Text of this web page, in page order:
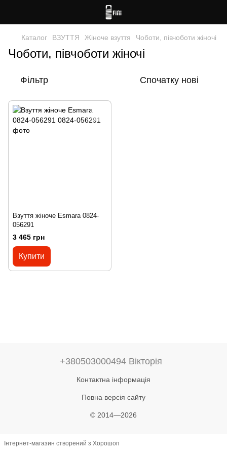
Каталог ВЗУТТЯ Жіноче взуття Чоботи, півчоботи жіночі
Чоботи, півчоботи жіночі
Фільтр Спочатку нові
Взуття жіноче Esmara 0824-
056291
3 465 грн
Купити
+380503000494 Вікторія
Контактна інформація
Повна версія сайту
© 2014—2026
Інтернет-магазин створений з Хорошоп